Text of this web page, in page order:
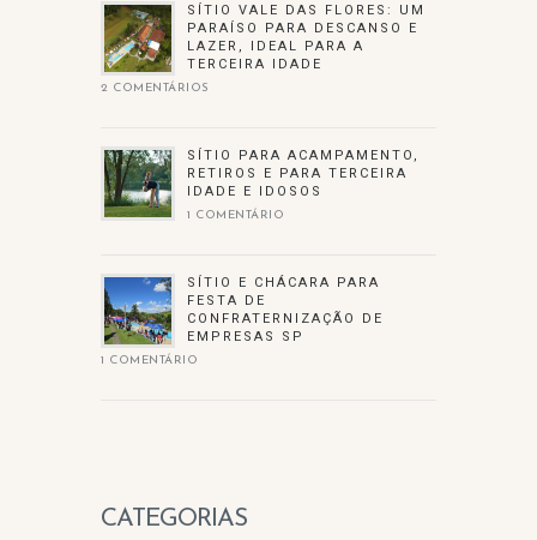
SÍTIO VALE DAS FLORES: UM
PARAÍSO PARA DESCANSO E
LAZER, IDEAL PARA A
TERCEIRA IDADE
2 COMENTÁRIOS
SÍTIO PARA ACAMPAMENTO,
RETIROS E PARA TERCEIRA
IDADE E IDOSOS
1 COMENTÁRIO
SÍTIO E CHÁCARA PARA
FESTA DE
CONFRATERNIZAÇÃO DE
EMPRESAS SP
1 COMENTÁRIO
CATEGORIAS